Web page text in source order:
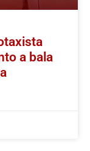
a bala